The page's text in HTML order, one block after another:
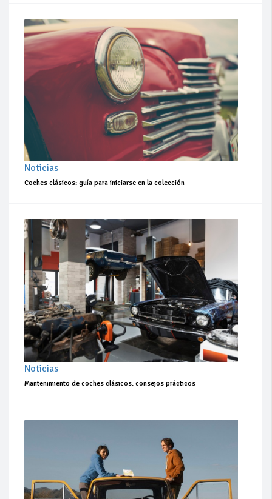
Noticias
Coches clásicos: guía para iniciarse en la colección
Noticias
Mantenimiento de coches clásicos: consejos prácticos